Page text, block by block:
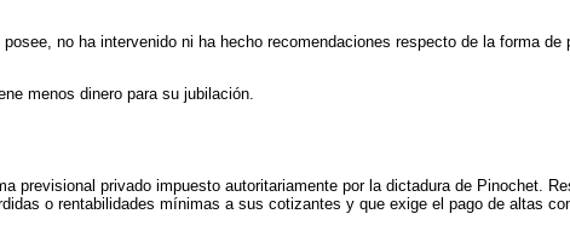
no ha intervenido ni ha hecho recomendaciones respecto de la forma
menos dinero para su jubilación.
previsional privado impuesto autoritariamente por la dictadura de Pinochet.
o rentabilidades mínimas a sus cotizantes y que exige el pago de altas